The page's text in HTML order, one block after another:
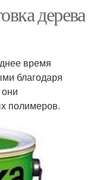
дерева
время
благодаря
полимеров.